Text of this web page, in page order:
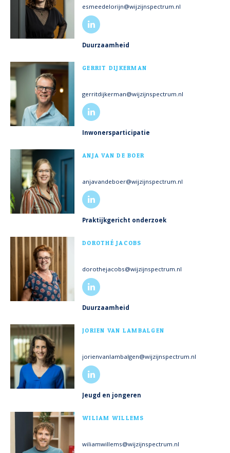
Duurzaamheid
esmeedelorijn@wijzijnspectrum.nl
GERRIT DIJKERMAN
Inwonersparticipatie
gerritdijkerman@wijzijnspectrum.nl
ANJA VAN DE BOER
Praktijkgericht onderzoek
anjavandeboer@wijzijnspectrum.nl
DOROTHÉ JACOBS
Duurzaamheid
dorothejacobs@wijzijnspectrum.nl
JORIEN VAN LAMBALGEN
Jeugd en jongeren
jorienvanlambalgen@wijzijnspectrum.nl
WILIAM WILLEMS
wiliamwillems@wijzijnspectrum.nl